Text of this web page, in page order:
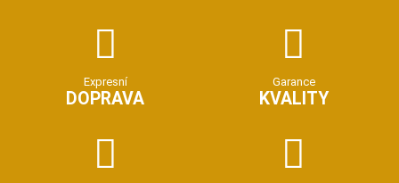
Expresní
DOPRAVA
Garance
KVALITY